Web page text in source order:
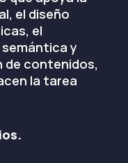
el diseño
el
y
de contenidos,
la tarea